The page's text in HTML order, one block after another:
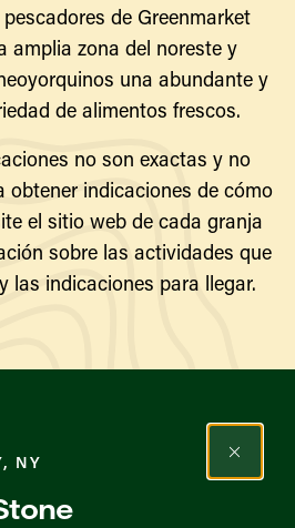
de Greenmarket
amplia zona del noreste y
una abundante y
de alimentos frescos.
no son exactas y no
obtener indicaciones de cómo
el sitio web de cada granja
sobre las actividades que
las indicaciones para llegar.
y
NY